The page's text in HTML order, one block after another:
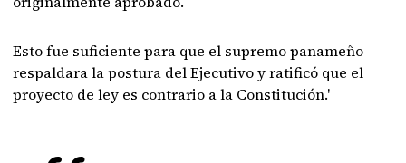
Esto fue suficiente para que el supremo panameño
respaldara la postura del Ejecutivo y ratificó que el
proyecto de ley es contrario a la Constitución.'